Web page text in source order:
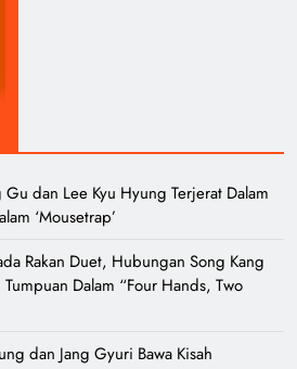
Gu dan Lee Kyu Hyung Terjerat Dalam
‘Mousetrap’
Rakan Duet, Hubungan Song Kang
Dalam “Four Hands, Two
dan Jang Gyuri Bawa Kisah